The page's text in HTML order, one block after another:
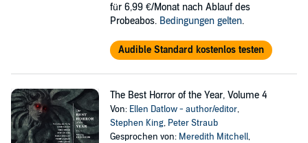
für 6,99 €/Monat nach Ablauf des
Probeabos. Bedingungen gelten.
Audible Standard kostenlos testen
The Best Horror of the Year, Volume 4
Von: Ellen Datlow - author/editor,
Stephen King, Peter Straub
Gesprochen von: Meredith Mitchell,